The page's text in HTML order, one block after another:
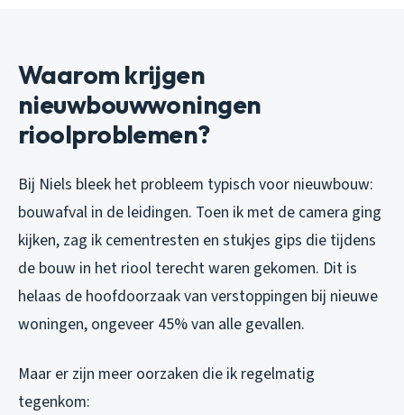
Waarom krijgen
nieuwbouwwoningen
rioolproblemen?
Bij Niels bleek het probleem typisch voor nieuwbouw:
bouwafval in de leidingen. Toen ik met de camera ging
kijken, zag ik cementresten en stukjes gips die tijdens
de bouw in het riool terecht waren gekomen. Dit is
helaas de hoofdoorzaak van verstoppingen bij nieuwe
woningen, ongeveer 45% van alle gevallen.
Maar er zijn meer oorzaken die ik regelmatig
tegenkom: